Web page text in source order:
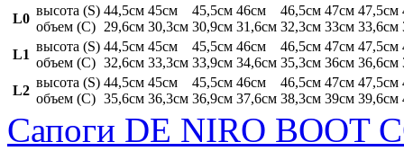
L0
высота (S)
объем (C)
44,5см
29,6см
45см
30,3см
45,5см
30,9см
46см
31,6см
46,5см
32,3см
47см
33см
47,5см
33,6см
L1
высота (S)
объем (C)
44,5см
32,6см
45см
33,3см
45,5см
33,9см
46см
34,6см
46,5см
35,3см
47см
36см
47,5см
36,6см
L2
высота (S)
объем (C)
44,5см
35,6см
45см
36,3см
45,5см
36,9см
46см
37,6см
46,5см
38,3см
47см
39см
47,5см
39,6см
Сапоги DE NIRO BOOT